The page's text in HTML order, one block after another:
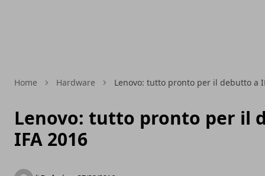
Home Hardware Lenovo: tutto pronto per il debutto a
Lenovo: tutto pronto per il
IFA 2016